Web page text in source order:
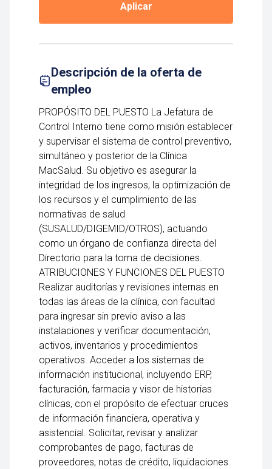
Aplicar
Descripción de la oferta de
empleo
PROPÓSITO DEL PUESTO La Jefatura de
Control Interno tiene como misión establecer
y supervisar el sistema de control preventivo,
simultáneo y posterior de la Clínica
MacSalud. Su objetivo es asegurar la
integridad de los ingresos, la optimización de
los recursos y el cumplimiento de las
normativas de salud
(SUSALUD/DIGEMID/OTROS), actuando
como un órgano de confianza directa del
Directorio para la toma de decisiones.
ATRIBUCIONES Y FUNCIONES DEL PUESTO
Realizar auditorías y revisiones internas en
todas las áreas de la clínica, con facultad
para ingresar sin previo aviso a las
instalaciones y verificar documentación,
activos, inventarios y procedimientos
operativos. Acceder a los sistemas de
información institucional, incluyendo ERP,
facturación, farmacia y visor de historias
clínicas, con el propósito de efectuar cruces
de información financiera, operativa y
asistencial. Solicitar, revisar y analizar
comprobantes de pago, facturas de
proveedores, notas de crédito, liquidaciones